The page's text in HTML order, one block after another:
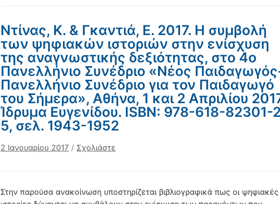
Ντίνας, Κ. & Γκαντιά, Ε. 2017. Η συμβολή
των ψηφιακών ιστοριών στην ενίσχυση
της αναγνωστικής δεξιότητας, στο 4ο
Πανελλήνιο Συνέδριο «Νέος
Πανελλήνιο Συνέδριο για τον Παιδαγωγό
του Σήμερα», Αθήνα, 1 και 2 Απριλίου
Ίδρυμα Ευγενίδου. ISBN: 978-618-82301-
5, σελ. 1943-1952
2 Ιανουαρίου 2017 / Σχολιάστε
Στην παρούσα ανακοίνωση υποστηρίζεται βιβλιογραφικά πως οι ψηφιακές